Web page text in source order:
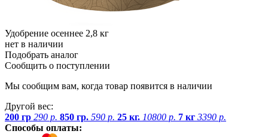
Удобрение осеннее 2,8 кг
нет в наличии
Подобрать аналог
Сообщить о поступлении
Мы сообщим вам, когда товар появится в наличии
Другой вес:
200 гр 290 р. 850 гр. 590 р. 25 кг. 10800 р. 7 кг 3390 р.
Способы оплаты: